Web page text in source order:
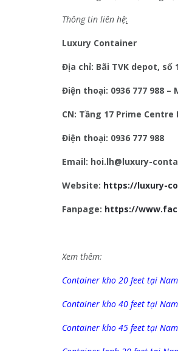
Thông tin liên hệ:
Luxury Container
Địa chỉ: Bãi TVK depot, số
Điện thoại: 0936 777 988 –
CN: Tầng 17 Prime
Điện thoại: 0936 777 988
Email: hoi.lh@luxury-
Website: https://luxury-
Fanpage: https://
Xem thêm:
Container kho 20 feet tại
Container kho 40 feet tại
Container kho 45 feet tại